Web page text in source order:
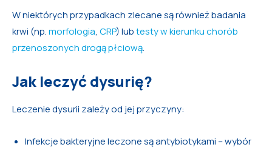
W niektórych przypadkach zlecane są również badania
krwi (np.morfologia, CRP) lubtesty w kierunku chorób
przenoszonych drogą płciową.
Jak leczyć dysurię?
Leczenie dysurii zależy od jej przyczyny:
Infekcje bakteryjne leczone są antybiotykami – wybór